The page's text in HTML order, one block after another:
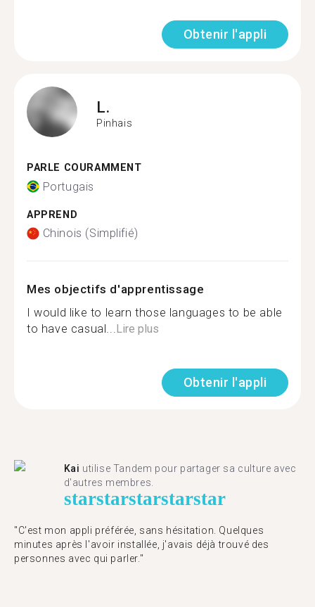
Obtenir l'appli
L.
Pinhais
PARLE COURAMMENT
Portugais
APPREND
Chinois (Simplifié)
Mes objectifs d'apprentissage
I would like to learn those languages to be able
to have casual...Lire plus
Obtenir l'appli
Kai utilise Tandem pour partager sa culture avec
d'autres membres.
starstarstarstarstar
"C'est mon appli préférée, sans hésitation. Quelques
minutes après l'avoir installée, j'avais déjà trouvé des
personnes avec qui parler."